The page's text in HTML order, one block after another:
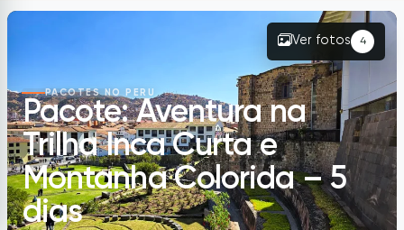
PACOTES NO PERU
Pacote: Aventura na
Trilha Inca Curta e
Montanha Colorida – 5
dias
Ver fotos 4